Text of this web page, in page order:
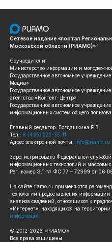
Сетевое издание «портал
Московской области (РИАМО)»
Соучредители:
Министерство информации и
Государственное автономное
Медиа»
Государственное автономное
агентство «Контент-Центр»
Государственное автономное
информационных систем общего
Главный редактор: Богдашкина Е.В.
Тел.: 8 (495) 223-35-11
Адрес электронной почты: info@riamo.ru
Зарегистрировано Федеральной службой
информационных технологий и
Рег. номер ЭЛ № ФС 77 – 72999 от
На сайте riamo.ru применяются
технологии предоставления
анализа сведений, относящихся к
«Интернет», находящихся на
информация
© 2012-2026 «РИАМО».
Все права защищены